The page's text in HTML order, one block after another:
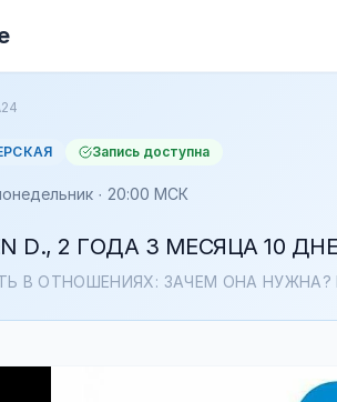
Запись доступна
· 20:00 МСК
D., 2 ГОДА 3 МЕСЯЦА 10
В ОТНОШЕНИЯХ: ЗАЧЕМ ОНА НУЖНА?